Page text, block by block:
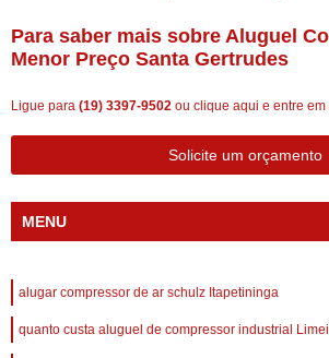
Para saber mais sobre Aluguel
Menor Preço Santa Gertrudes
Ligue para (19) 3397-9502 ou clique aqui e entre
Solicite um orçamento
MENU
alugar compressor de ar schulz Itapetininga
quanto custa aluguel de compressor industrial